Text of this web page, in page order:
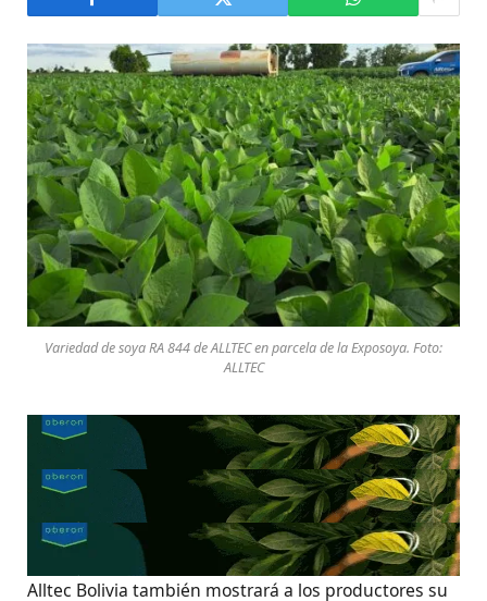
Variedad de soya RA 844 de ALLTEC en parcela de la Exposoya. Foto:
ALLTEC
Alltec Bolivia también mostrará a los productores su